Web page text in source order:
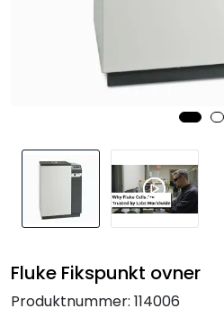
Fluke Fikspunkt ovner
Produktnummer: 114006
Termografi
Undervisning
Navigasjon & Kommunikasjon
Maskinvern & Instrumentering
Tilbehør
Kampanjer